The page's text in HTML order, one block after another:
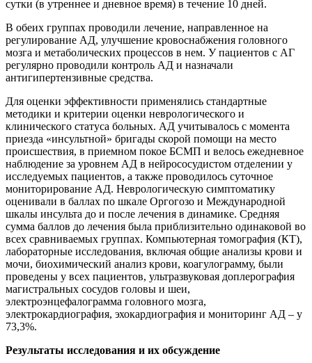
сутки (в утреннее и дневное время) в течение 10 дней.
В обеих группах проводили лечение, направленное на
регулирование АД, улучшение кровоснабжения головного
мозга и метаболических процессов в нем. У пациентов с АГ
регулярно проводили контроль АД и назначали
антигипертензивные средства.
Для оценки эффективности применялись стандартные
методики и критерии оценки неврологического и
клинического статуса больных. АД учитывалось с момента
приезда «инсультной» бригады скорой помощи на место
происшествия, в приемном покое БСМП и велось ежедневное
наблюдение за уровнем АД в нейрососудистом отделении у
исследуемых пациентов, а также проводилось суточное
мониторирование АД. Неврологическую симптоматику
оценивали в баллах по шкале Оргогозо и Международной
шкалы инсульта до и после лечения в динамике. Средняя
сумма баллов до лечения была приблизительно одинаковой во
всех сравниваемых группах. Компьютерная томография (КТ),
лабораторные исследования, включая общие анализы крови и
мочи, биохимический анализ крови, коагулограмму, были
проведены у всех пациентов, ультразвуковая доплерография
магистральных сосудов головы и шеи,
электроэнцефалограмма головного мозга,
электрокардиография, эхокардиография и мониторинг АД – у
73,3%.
Результаты исследования и их обсуждение